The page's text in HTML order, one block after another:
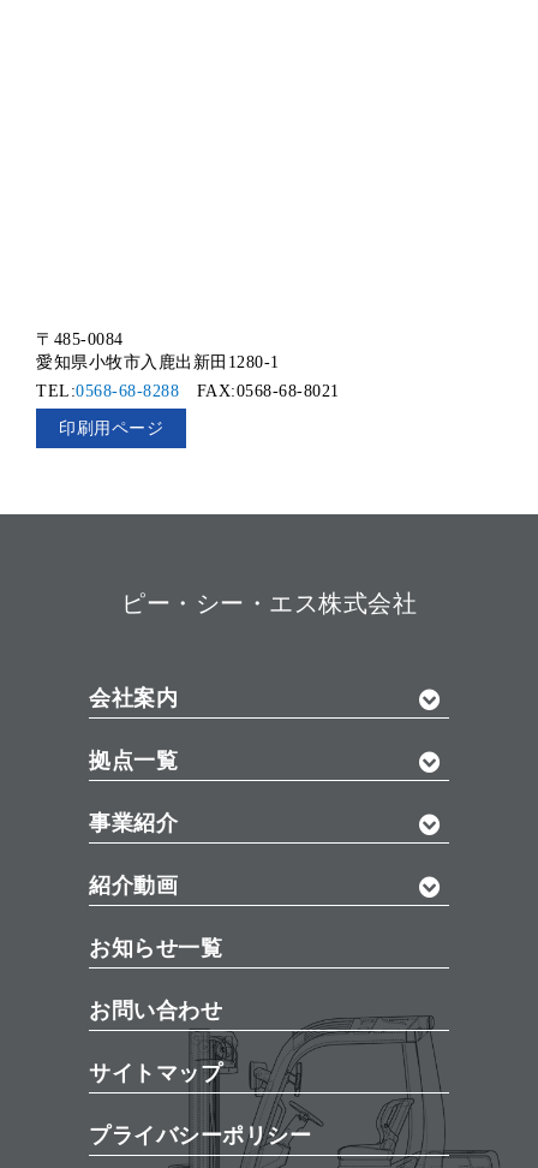
〒485-0084
愛知県小牧市入鹿出新田1280-1
TEL:0568-68-8288 FAX:0568-68-8021
ピー・シー・エス株式会社
会社案内
拠点一覧
事業紹介
紹介動画
お知らせ一覧
お問い合わせ
サイトマップ
プライバシーポリシー